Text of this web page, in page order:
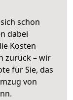
schon
dabei
Kosten
zurück – wir
für Sie, das
von